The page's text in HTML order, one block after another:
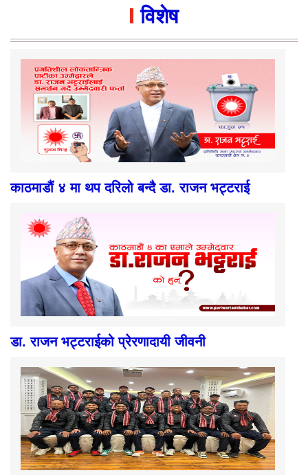
विशेष
काठमाडौं ४ मा थप दरिलो बन्दै डा. राजन भट्टराई
डा. राजन भट्टराईको प्रेरणादायी जीवनी